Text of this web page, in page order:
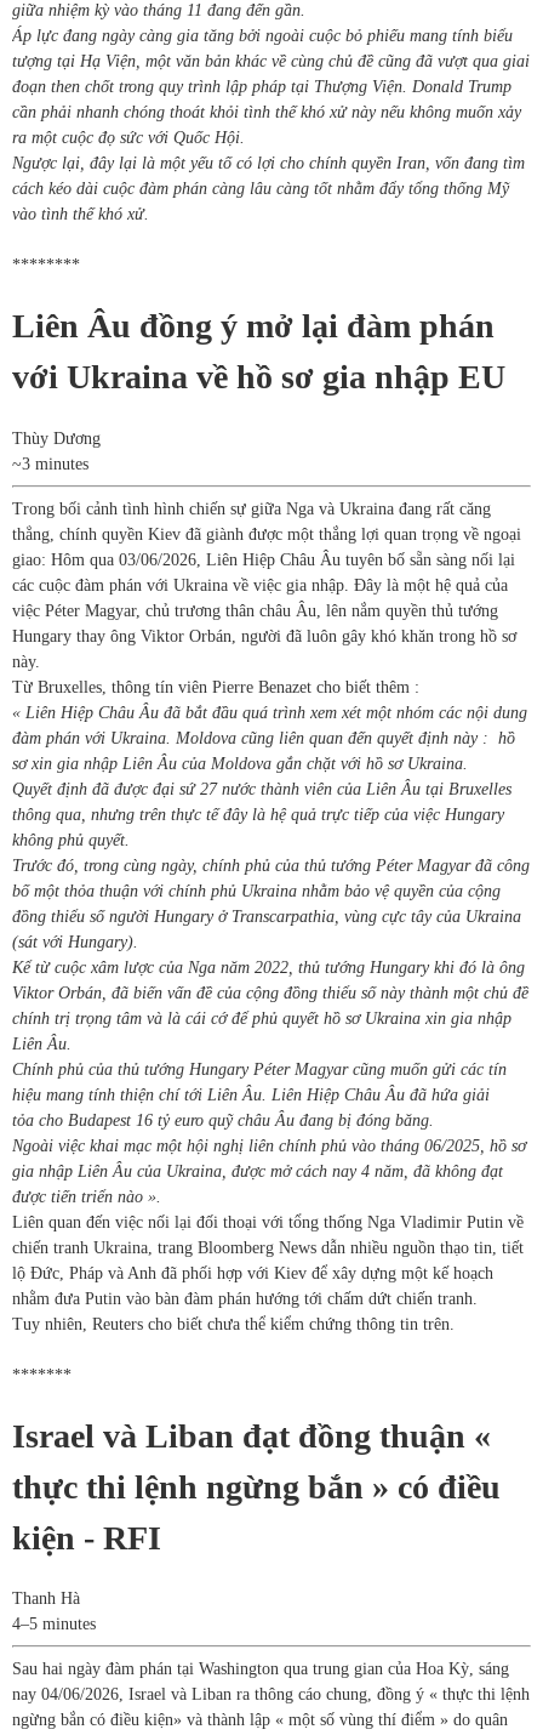
giữa nhiệm kỳ vào tháng 11 đang đến gần.
Áp lực đang ngày càng gia tăng bởi ngoài cuộc bỏ phiếu mang tính biểu
tượng tại Hạ Viện, một văn bản khác về cùng chủ đề cũng đã vượt qua giai
đoạn then chốt trong quy trình lập pháp tại Thượng Viện. Donald Trump
cần phải nhanh chóng thoát khỏi tình thế khó xử này nếu không muốn xảy
ra một cuộc đọ sức với Quốc Hội.
Ngược lại, đây lại là một yếu tố có lợi cho chính quyền Iran, vốn đang tìm
cách kéo dài cuộc đàm phán càng lâu càng tốt nhằm đẩy tổng thống Mỹ
vào tình thế khó xử.
********
Liên Âu đồng ý mở lại đàm phán
với Ukraina về hồ sơ gia nhập EU
Thùy Dương
~3 minutes
Trong bối cảnh tình hình chiến sự giữa Nga và Ukraina đang rất căng
thẳng, chính quyền Kiev đã giành được một thắng lợi quan trọng về ngoại
giao: Hôm qua 03/06/2026, Liên Hiệp Châu Âu tuyên bố sẵn sàng nối lại
các cuộc đàm phán với Ukraina về việc gia nhập. Đây là một hệ quả của
việc Péter Magyar, chủ trương thân châu Âu, lên nắm quyền thủ tướng
Hungary thay ông Viktor Orbán, người đã luôn gây khó khăn trong hồ sơ
này.
Từ Bruxelles, thông tín viên Pierre Benazet cho biết thêm :
« Liên Hiệp Châu Âu đã bắt đầu quá trình xem xét một nhóm các nội dung
đàm phán với Ukraina. Moldova cũng liên quan đến quyết định này : hồ
sơ xin gia nhập Liên Âu của Moldova gắn chặt với hồ sơ Ukraina.
Quyết định đã được đại sứ 27 nước thành viên của Liên Âu tại Bruxelles
thông qua, nhưng trên thực tế đây là hệ quả trực tiếp của việc Hungary
không phủ quyết.
Trước đó, trong cùng ngày, chính phủ của thủ tướng Péter Magyar đã công
bố một thỏa thuận với chính phủ Ukraina nhằm bảo vệ quyền của cộng
đồng thiểu số người Hungary ở Transcarpathia, vùng cực tây của Ukraina
(sát với Hungary).
Kể từ cuộc xâm lược của Nga năm 2022, thủ tướng Hungary khi đó là ông
Viktor Orbán, đã biến vấn đề của cộng đồng thiểu số này thành một chủ đề
chính trị trọng tâm và là cái cớ để phủ quyết hồ sơ Ukraina xin gia nhập
Liên Âu.
Chính phủ của thủ tướng Hungary Péter Magyar cũng muốn gửi các tín
hiệu mang tính thiện chí tới Liên Âu. Liên Hiệp Châu Âu đã hứa giải
tỏa cho Budapest 16 tỷ euro quỹ châu Âu đang bị đóng băng.
Ngoài việc khai mạc một hội nghị liên chính phủ vào tháng 06/2025, hồ sơ
gia nhập Liên Âu của Ukraina, được mở cách nay 4 năm, đã không đạt
được tiến triển nào ».
Liên quan đến việc nối lại đối thoại với tổng thống Nga Vladimir Putin về
chiến tranh Ukraina, trang Bloomberg News dẫn nhiều nguồn thạo tin, tiết
lộ Đức, Pháp và Anh đã phối hợp với Kiev để xây dựng một kế hoạch
nhằm đưa Putin vào bàn đàm phán hướng tới chấm dứt chiến tranh.
Tuy nhiên, Reuters cho biết chưa thể kiểm chứng thông tin trên.
*******
Israel và Liban đạt đồng thuận «
thực thi lệnh ngừng bắn » có điều
kiện - RFI
Thanh Hà
4–5 minutes
Sau hai ngày đàm phán tại Washington qua trung gian của Hoa Kỳ, sáng
nay 04/06/2026, Israel và Liban ra thông cáo chung, đồng ý « thực thi lệnh
ngừng bắn có điều kiện» và thành lập « một số vùng thí điểm » do quân